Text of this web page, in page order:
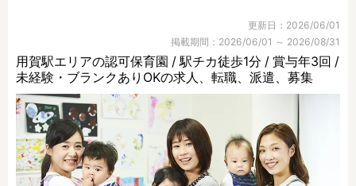
更新日：2026/06/01
掲載期間：2026/06/01 ～ 2026/08/31
用賀駅エリアの認可保育園 / 駅チカ徒歩1分 / 賞与年3回 /
未経験・ブランクありOKの求人、転職、派遣、募集
雇用形態
職種